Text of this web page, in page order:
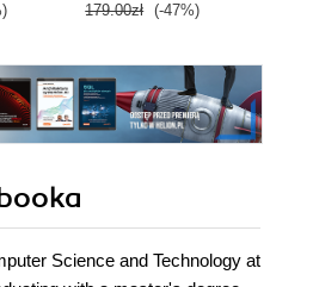
179.00zł (-47%)
Science and Technology at